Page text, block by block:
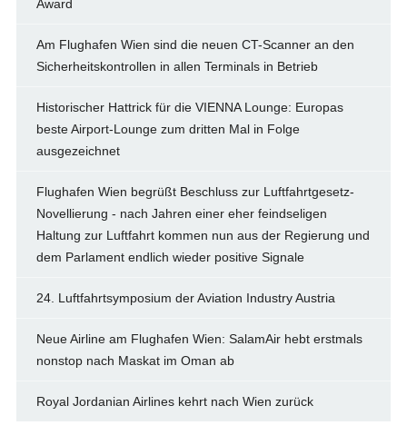
Award
Am Flughafen Wien sind die neuen CT-Scanner an den
Sicherheitskontrollen in allen Terminals in Betrieb
Historischer Hattrick für die VIENNA Lounge: Europas
beste Airport-Lounge zum dritten Mal in Folge
ausgezeichnet
Flughafen Wien begrüßt Beschluss zur Luftfahrtgesetz-
Novellierung - nach Jahren einer eher feindseligen
Haltung zur Luftfahrt kommen nun aus der Regierung und
dem Parlament endlich wieder positive Signale
24. Luftfahrtsymposium der Aviation Industry Austria
Neue Airline am Flughafen Wien: SalamAir hebt erstmals
nonstop nach Maskat im Oman ab
Royal Jordanian Airlines kehrt nach Wien zurück